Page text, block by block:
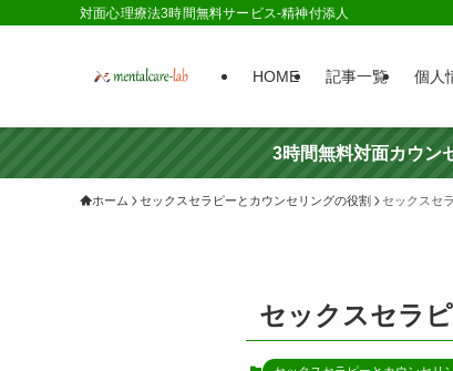
対面心理療法3時間無料サービス-精神付添人
HOME 記事一覧 個人
3時間無料対面カウン
ホーム セックスセラピーとカウンセリングの役割 セックスセ
セックスセラ